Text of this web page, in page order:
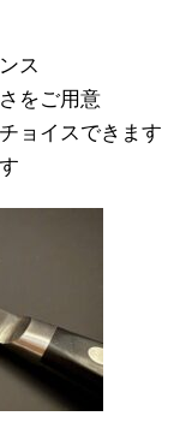
ス
をご用意
ョイスできます